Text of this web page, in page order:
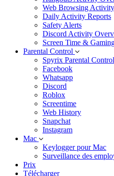
Web Browsing Activity
Daily Activity Reports
Safety Alerts
Discord Activity
Screen Time &
Parental Control
Spyrix Parental Control
Facebook
Whatsapp
Discord
Roblox
Screentime
Web History
Snapchat
Instagram
Mac
Keylogger pour Mac
Surveillance des
Prix
Télécharger